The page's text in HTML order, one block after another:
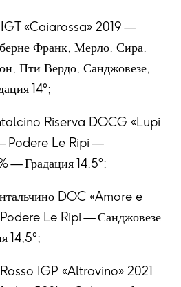
«Caiarossa» 2019 —
Франк, Мерло, Сира,
Пти Вердо, Санджовезе,
14°;
Riserva DOCG «Lupi
Podere Le Ripi —
— Градация 14,5°;
DOC «Amore e
Le Ripi — Санджовезе
14,5°;
IGP «Altrovino» 2021